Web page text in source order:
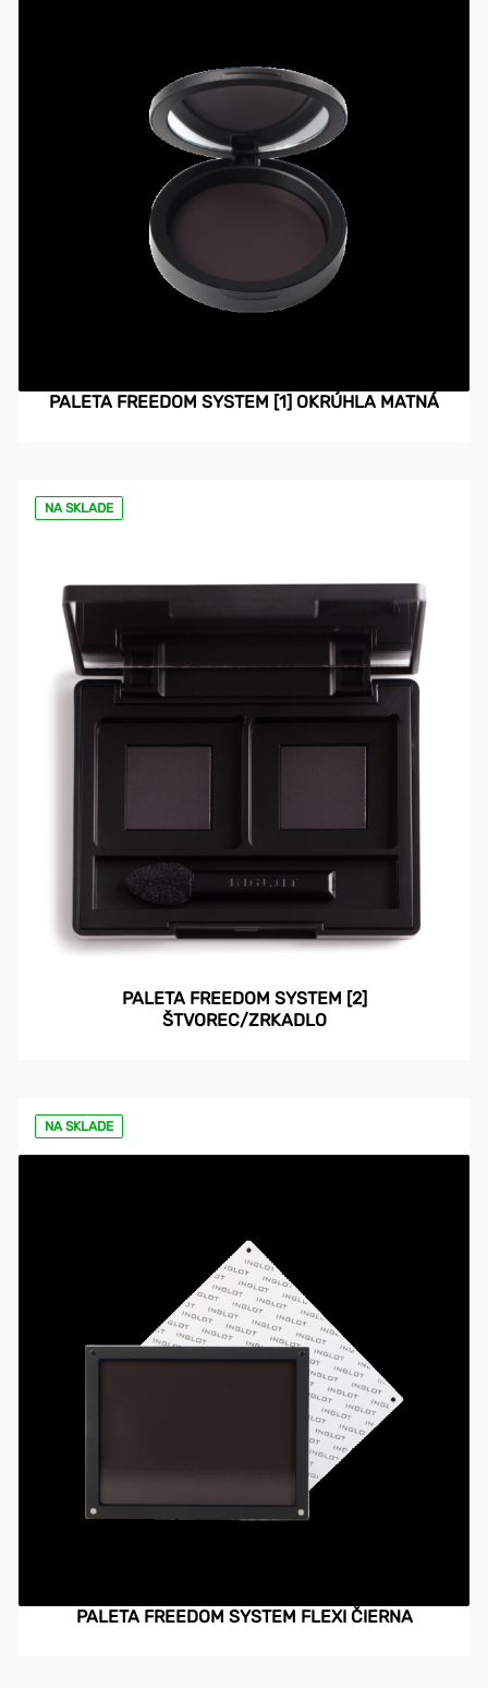
PALETA FREEDOM SYSTEM [1] OKRÚHLA MATNÁ
NA SKLADE
PALETA FREEDOM SYSTEM [2]
ŠTVOREC/ZRKADLO
NA SKLADE
PALETA FREEDOM SYSTEM FLEXI ČIERNA